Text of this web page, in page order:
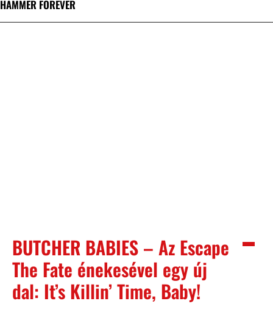
HAMMER FOREVER
BUTCHER BABIES – Az Escape
The Fate énekesével egy új
dal: It’s Killin’ Time, Baby!